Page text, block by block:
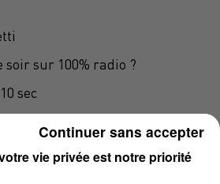
soir sur 100% radio ?
sec
SOIR AVEC PHILIPPE SUR
DE COURGETTES AU
FROMAGE FRA
vie privée est notre priorité
Continuer sans accepter